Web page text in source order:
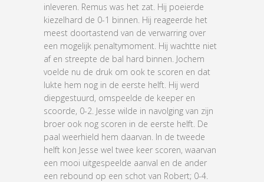
inleveren. Remus was het zat. Hij poeierde
kiezelhard de 0-1 binnen. Hij reageerde het
meest doortastend van de verwarring over
een mogelijk penaltymoment. Hij wachtte niet
af en streepte de bal hard binnen. Jochem
voelde nu de druk om ook te scoren en dat
lukte hem nog in de eerste helft. Hij werd
diepgestuurd, omspeelde de keeper en
scoorde, 0-2. Jesse wilde in navolging van zijn
broer ook nog scoren in de eerste helft. De
paal weerhield hem daarvan. In de tweede
helft kon Jesse wel twee keer scoren, waarvan
een mooi uitgespeelde aanval en de ander
een rebound op een schot van Robert; 0-4.